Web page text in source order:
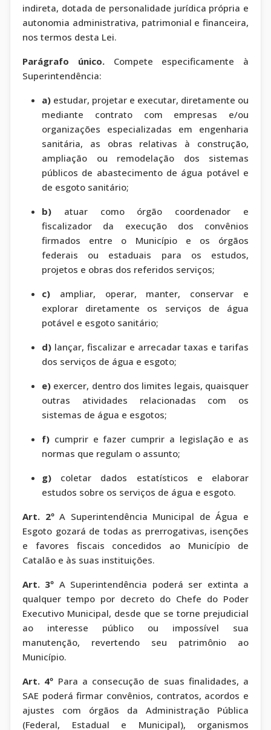
indireta, dotada de personalidade jurídica própria e
autonomia administrativa, patrimonial e financeira,
nos termos desta Lei.
Parágrafo único.Compete especificamente à
Superintendência:
a) estudar, projetar e executar, diretamente ou
mediante contrato com empresas e/ou
organizações especializadas em engenharia
sanitária, as obras relativas à construção,
ampliação ou remodelação dos sistemas
públicos de abastecimento de água potável e
de esgoto sanitário;
b) atuar como órgão coordenador e
fiscalizador da execução dos convênios
firmados entre o Município e os órgãos
federais ou estaduais para os estudos,
projetos e obras dos referidos serviços;
c) ampliar, operar, manter, conservar e
explorar diretamente os serviços de água
potável e esgoto sanitário;
d) lançar, fiscalizar e arrecadar taxas e tarifas
dos serviços de água e esgoto;
e) exercer, dentro dos limites legais, quaisquer
outras atividades relacionadas com os
sistemas de água e esgotos;
f) cumprir e fazer cumprir a legislação e as
normas que regulam o assunto;
g) coletar dados estatísticos e elaborar
estudos sobre os serviços de água e esgoto.
Art. 2ºA Superintendência Municipal de Água e
Esgoto gozará de todas as prerrogativas, isenções
e favores fiscais concedidos ao Município de
Catalão e às suas instituições.
Art. 3º A Superintendência poderá ser extinta a
qualquer tempo por decreto do Chefe do Poder
Executivo Municipal, desde que se torne prejudicial
ao interesse público ou impossível sua
manutenção, revertendo seu patrimônio ao
Município.
Art. 4º Para a consecução de suas finalidades, a
SAE poderá firmar convênios, contratos, acordos e
ajustes com órgãos da Administração Pública
(Federal, Estadual e Municipal), organismos